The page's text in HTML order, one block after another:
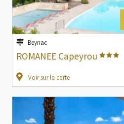
Beynac
ROMANEE Capeyrou
Voir sur la carte